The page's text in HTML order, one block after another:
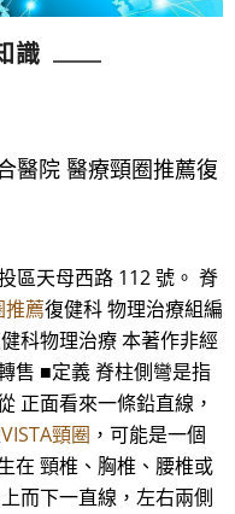
識
醫院 醫療頸圈推薦復
區天母西路 112 號。 脊
推薦復健科 物理治療組編
科物理治療 本著作非經
售 ■定義 脊柱側彎是指
正面看來一條鉛直線，
VISTA頸圈 ，可能是一個
在 頸椎、胸椎、腰椎或
而下一直線，左右兩側